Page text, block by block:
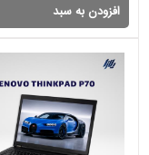
افزودن به سبد